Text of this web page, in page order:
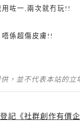
咗一 , 兩次就冇玩 !!
唔係超傷皮膚 !!
，並不代表本站的
登記《社群創作有價企